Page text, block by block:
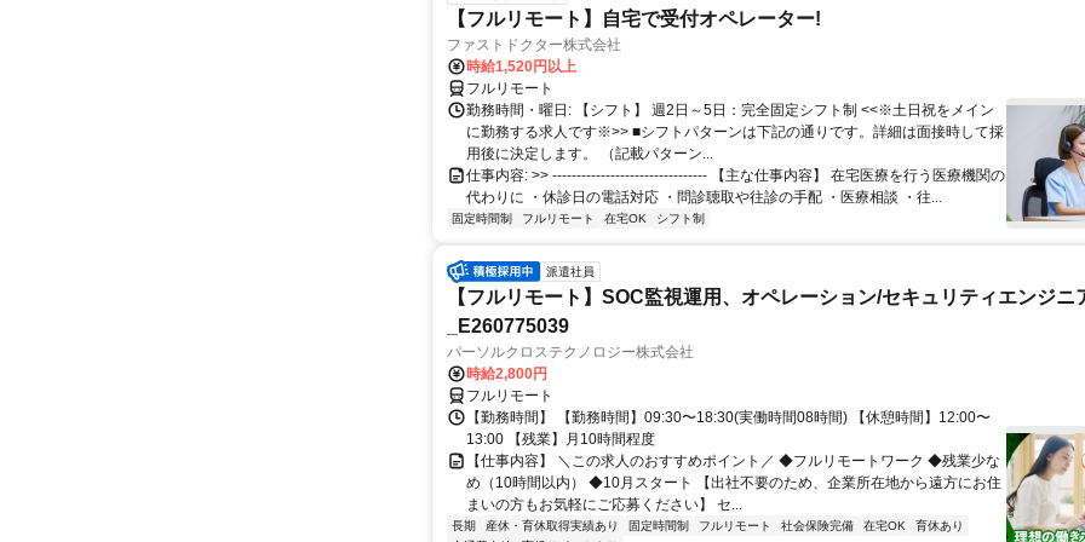
【フルリモート】自宅で受付オペレーター!
ファストドクター株式会社
時給1,520円以上
フルリモート
勤務時間・曜日: 【シフト】 週2日～5日：完全固定シフト制 <<※土日祝をメイン
に勤務する求人です※>> ■シフトパターンは下記の通りです。詳細は面接時して採
用後に決定します。 （記載パターン...
仕事内容: >> -------------------------------- 【主な仕事内容】 在宅医療を行う医療機関の
代わりに ・休診日の電話対応 ・問診聴取や往診の手配 ・医療相談 ・往...
固定時間制 フルリモート 在宅OK シフト制
派遣社員
【フルリモート】SOC監視運用、オペレーション/セキュリティエンジニ
_E260775039
パーソルクロステクノロジー株式会社
時給2,800円
フルリモート
【勤務時間】 【勤務時間】09:30〜18:30(実働時間08時間) 【休憩時間】12:00〜
13:00 【残業】月10時間程度
【仕事内容】 ＼この求人のおすすめポイント／ ◆フルリモートワーク ◆残業少な
め（10時間以内） ◆10月スタート 【出社不要のため、企業所在地から遠方にお住
まいの方もお気軽にご応募ください】 セ...
長期 産休・育休取得実績あり 固定時間制 フルリモート 社会保険完備 在宅OK
育休あり